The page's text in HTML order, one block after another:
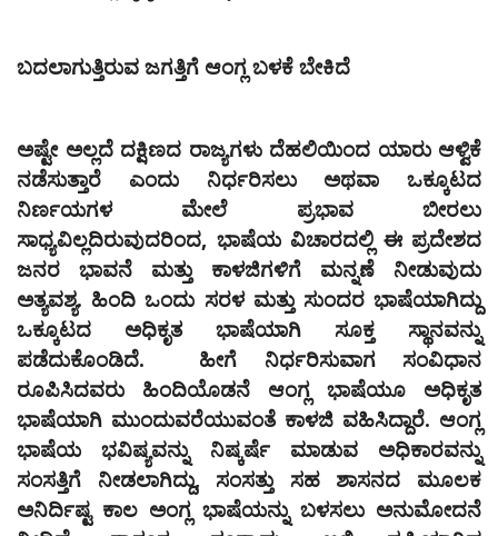
ಬದಲಾಗುತ್ತಿರುವ ಜಗತ್ತಿಗೆ ಆಂಗ್ಲ ಬಳಕೆ ಬೇಕಿದೆ
ಅಷ್ಟೇ ಅಲ್ಲದೆ ದಕ್ಷಿಣದ ರಾಜ್ಯಗಳು ದೆಹಲಿಯಿಂದ ಯಾರು ಆಳ್ವಿಕೆ
ನಡೆಸುತ್ತಾರೆ ಎಂದು ನಿರ್ಧರಿಸಲು ಅಥವಾ ಒಕ್ಕೂಟದ
ನಿರ್ಣಯಗಳ ಮೇಲೆ ಪ್ರಭಾವ ಬೀರಲು
ಸಾಧ್ಯವಿಲ್ಲದಿರುವುದರಿಂದ, ಭಾಷೆಯ ವಿಚಾರದಲ್ಲಿ ಈ ಪ್ರದೇಶದ
ಜನರ ಭಾವನೆ ಮತ್ತು ಕಾಳಜಿಗಳಿಗೆ ಮನ್ನಣೆ ನೀಡುವುದು
ಅತ್ಯವಶ್ಯ. ಹಿಂದಿ ಒಂದು ಸರಳ ಮತ್ತು ಸುಂದರ ಭಾಷೆಯಾಗಿದ್ದು
ಒಕ್ಕೂಟದ ಅಧಿಕೃತ ಭಾಷೆಯಾಗಿ ಸೂಕ್ತ ಸ್ಥಾನವನ್ನು
ಪಡೆದುಕೊಂಡಿದೆ. ಹೀಗೆ ನಿರ್ಧರಿಸುವಾಗ ಸಂವಿಧಾನ
ರೂಪಿಸಿದವರು ಹಿಂದಿಯೊಡನೆ ಆಂಗ್ಲ ಭಾಷೆಯೂ ಅಧಿಕೃತ
ಭಾಷೆಯಾಗಿ ಮುಂದುವರೆಯುವಂತೆ ಕಾಳಜಿ ವಹಿಸಿದ್ದಾರೆ. ಆಂಗ್ಲ
ಭಾಷೆಯ ಭವಿಷ್ಯವನ್ನು ನಿಷ್ಕರ್ಷೆ ಮಾಡುವ ಅಧಿಕಾರವನ್ನು
ಸಂಸತ್ತಿಗೆ ನೀಡಲಾಗಿದ್ದು, ಸಂಸತ್ತು ಸಹ ಶಾಸನದ ಮೂಲಕ
ಅನಿರ್ದಿಷ್ಟ ಕಾಲ ಅಂಗ್ಲ ಭಾಷೆಯನ್ನು ಬಳಸಲು ಅನುಮೋದನೆ